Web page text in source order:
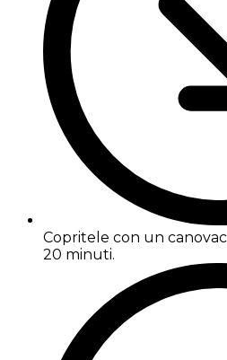
Copritele con un
20 minuti.